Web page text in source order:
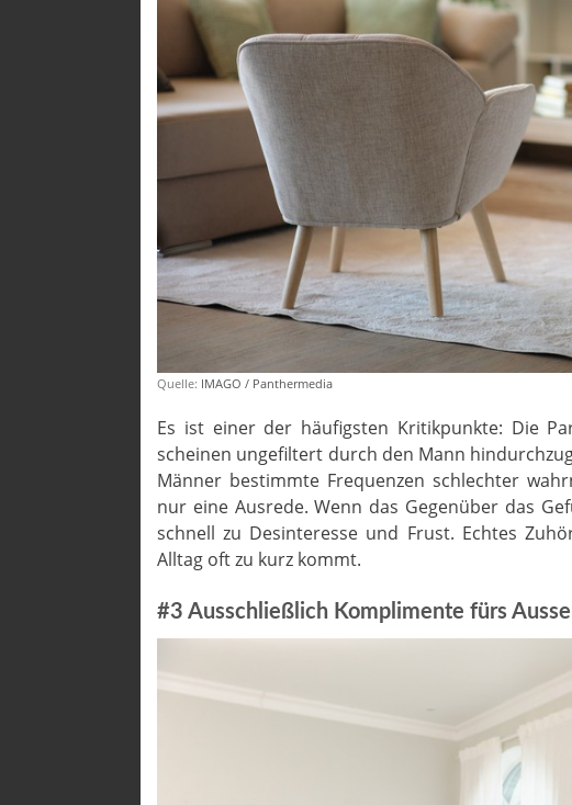
Quelle: IMAGO / Panthermedia
Es ist einer der häufigsten Kritikpunkte: Die
scheinen ungefiltert durch den Mann
Männer bestimmte Frequenzen schlechter
nur eine Ausrede. Wenn das Gegenüber das
schnell zu Desinteresse und Frust. Echtes
Alltag oft zu kurz kommt.
#3 Ausschließlich Komplimente fürs